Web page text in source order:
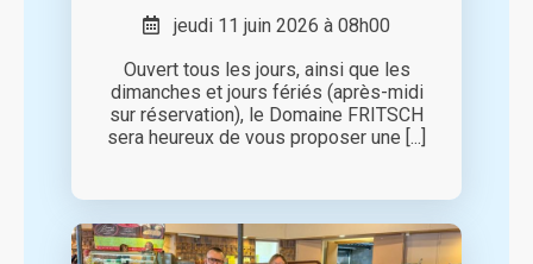
jeudi 11 juin 2026 à 08h00
Ouvert tous les jours, ainsi que les
dimanches et jours fériés (après-midi
sur réservation), le Domaine FRITSCH
sera heureux de vous proposer une [...]